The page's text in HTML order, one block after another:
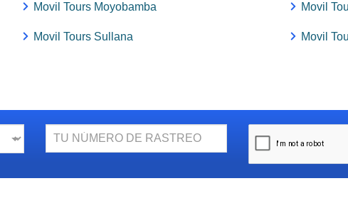
Movil Tours Moyobamba Movil
Movil Tours Sullana Movil
N.